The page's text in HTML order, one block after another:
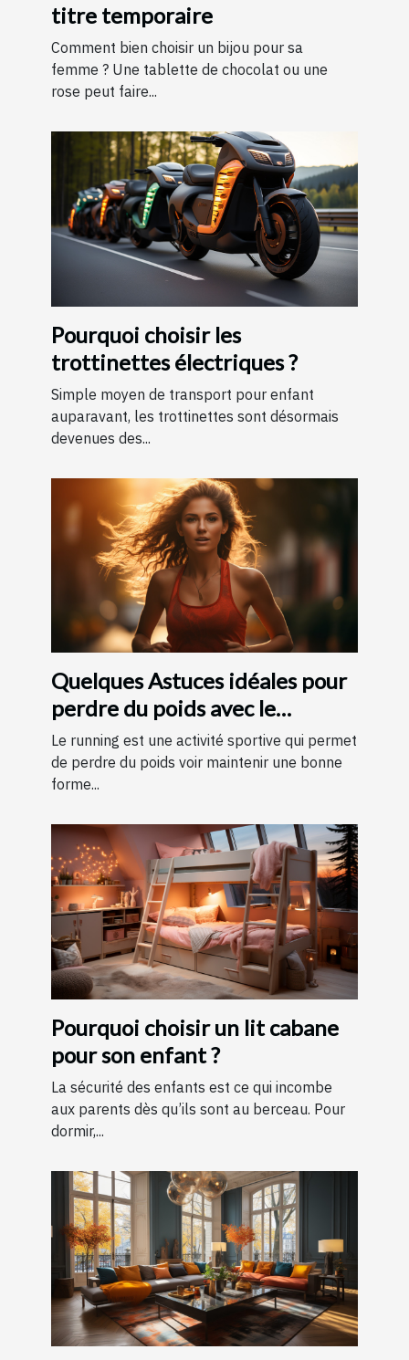
titre temporaire
Comment bien choisir un bijou pour sa
femme ? Une tablette de chocolat ou une
rose peut faire...
Pourquoi choisir les
trottinettes électriques ?
Simple moyen de transport pour enfant
auparavant, les trottinettes sont désormais
devenues des...
Quelques Astuces idéales pour
perdre du poids avec le
running ?
Le running est une activité sportive qui permet
de perdre du poids voir maintenir une bonne
forme...
Pourquoi choisir un lit cabane
pour son enfant ?
La sécurité des enfants est ce qui incombe
aux parents dès qu’ils sont au berceau. Pour
dormir,...